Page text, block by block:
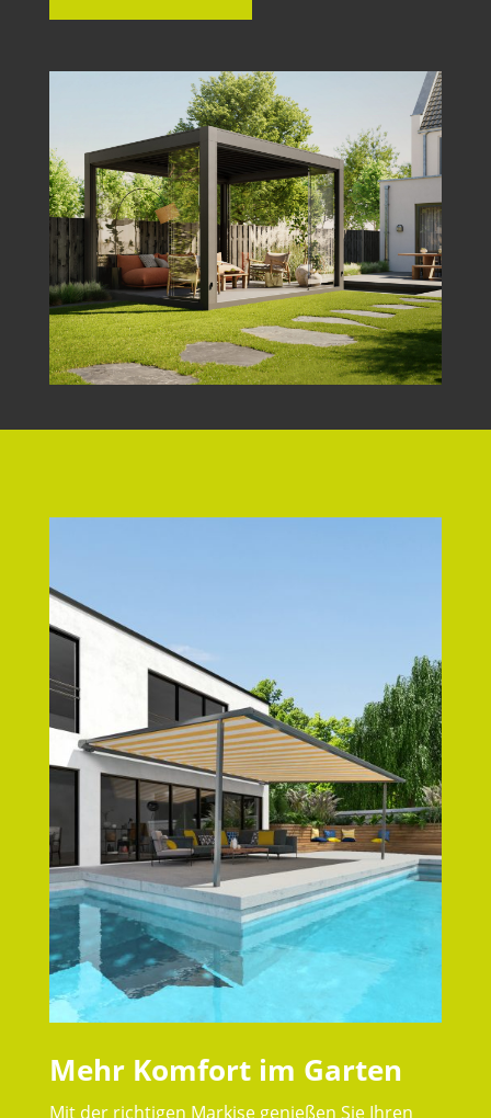
Mehr Komfort im Garten
Mit der richtigen Markise genießen Sie Ihren